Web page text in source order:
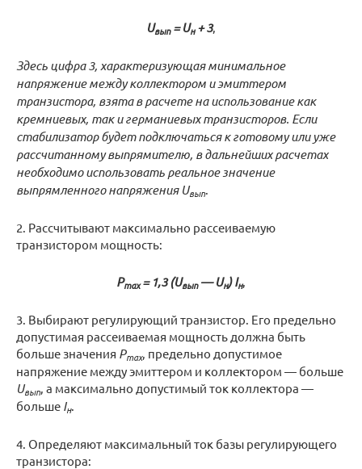
Uвып= Uн+ 3,
Здесь цифра 3, характеризующая минимальное
напряжение между коллектором и эмиттером
транзистора, взята в расчете на использование как
кремниевых, так и германиевых транзисторов. Если
стабилизатор будет подключаться к готовому или уже
рассчитанному выпрямителю, в дальнейших расчетах
необходимо использовать реальное значение
выпрямленного напряжения Uвып
2. Рассчитывают максимально рассеиваемую
транзистором мощность:
Рmах= 1,3 (Uвып— Uн) Iн,
3. Выбирают регулирующий транзистор. Его предельно
допустимая рассеиваемая мощность должна быть
больше значения Рmax, предельно допустимое
напряжение между эмиттером и коллектором — больше
Uвып , а максимально допустимый ток коллектора —
больше Iн.
4. Определяют максимальный ток базы регулирующего
транзистора: